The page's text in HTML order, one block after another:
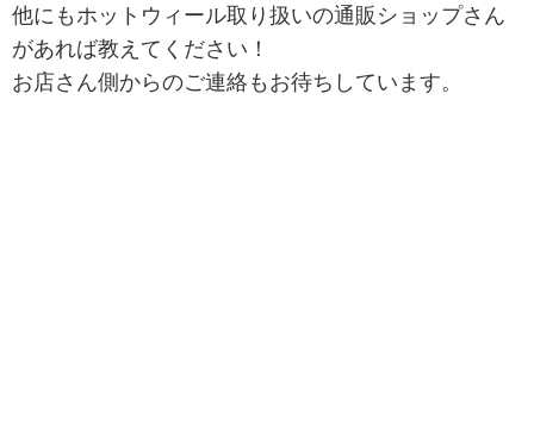
他にもホットウィール取り扱いの通販ショップさん
があれば教えてください！
お店さん側からのご連絡もお待ちしています。